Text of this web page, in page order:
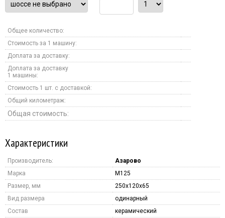
Общее количество:
Стоимость за 1 машину:
Доплата за доставку:
Доплата за доставку
1 машины:
Стоимость 1 шт. с доставкой:
Общий километраж:
Общая стоимость:
Характеристики
Производитель:
Азарово
Марка
M125
Размер, мм
250x120x65
Вид размера
одинарный
Состав
керамический